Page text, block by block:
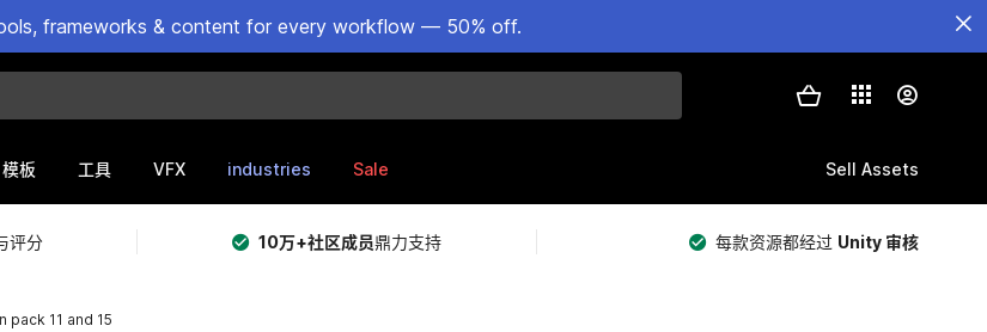
frameworks & content for every workflow — 50% off.
模板 工具 VFX industries Sale Sell Assets
评分 10万+社区成员鼎力支持 每款资源都经过 Unity 审核
pack 11 and 15